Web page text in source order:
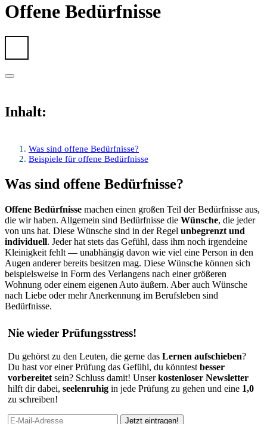
Offene Bedürfnisse
Inhalt:
Was sind offene Bedürfnisse?
Beispiele für offene Bedürfnisse
Was sind offene Bedürfnisse?
Offene Bedürfnisse machen einen großen Teil der Bedürfnisse aus,
die wir haben. Allgemein sind Bedürfnisse die Wünsche, die jeder
von uns hat. Diese Wünsche sind in der Regel unbegrenzt und
individuell. Jeder hat stets das Gefühl, dass ihm noch irgendeine
Kleinigkeit fehlt — unabhängig davon wie viel eine Person in den
Augen anderer bereits besitzen mag. Diese Wünsche können sich
beispielsweise in Form des Verlangens nach einer größeren
Wohnung oder einem eigenen Auto äußern. Aber auch Wünsche
nach Liebe oder mehr Anerkennung im Berufsleben sind
Bedürfnisse.
Nie wieder Prüfungsstress!
Du gehörst zu den Leuten, die gerne das Lernen aufschieben?
Du hast vor einer Prüfung das Gefühl, du könntest besser
vorbereitet sein? Schluss damit! Unserkostenloser Newsletter
hilft dir dabei, seelenruhig in jede Prüfung zu gehen und eine 1,0
zu schreiben!